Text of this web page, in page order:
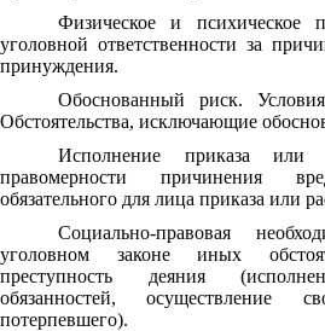
Физическое и психическое
уголовной ответственности за
принуждения.
Обоснованный риск.
Обстоятельства, исключающие
Исполнение приказа или
правомерности причинения
обязательного для лица приказа или
Социально-правовая
уголовном законе иных
преступность деяния
обязанностей, осуществление
потерпевшего).